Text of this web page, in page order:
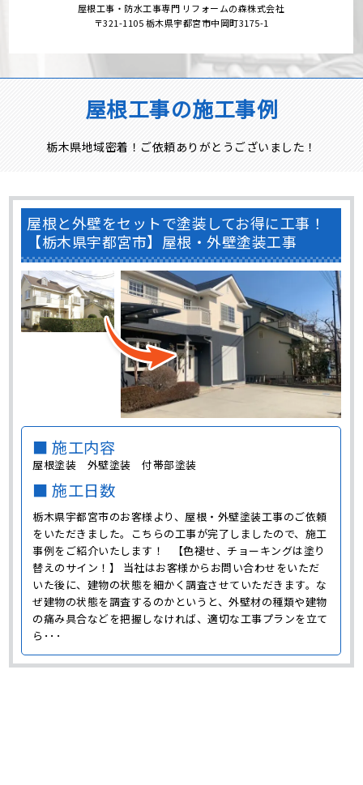
屋根工事・防水工事専門 リフォームの森株式会社
〒321-1105 栃木県宇都宮市中岡町3175-1
屋根工事の施工事例
栃木県地域密着！ご依頼ありがとうございました！
屋根と外壁をセットで塗装してお得に工事！
【栃木県宇都宮市】屋根・外壁塗装工事
■ 施工内容
屋根塗装 外壁塗装 付帯部塗装
■ 施工日数
栃木県宇都宮市のお客様より、屋根・外壁塗装工事のご依頼
をいただきました。こちらの工事が完了しましたので、施工
事例をご紹介いたします！ 【色褪せ、チョーキングは塗り
替えのサイン！】 当社はお客様からお問い合わせをいただ
いた後に、建物の状態を細かく調査させていただきます。な
ぜ建物の状態を調査するのかというと、外壁材の種類や建物
の痛み具合などを把握しなければ、適切な工事プランを立て
ら･･･